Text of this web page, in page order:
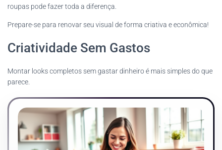
roupas pode fazer toda a diferença.
Prepare-se para renovar seu visual de forma criativa e econômica!
Criatividade Sem Gastos
Montar looks completos sem gastar dinheiro é mais simples do que
parece.